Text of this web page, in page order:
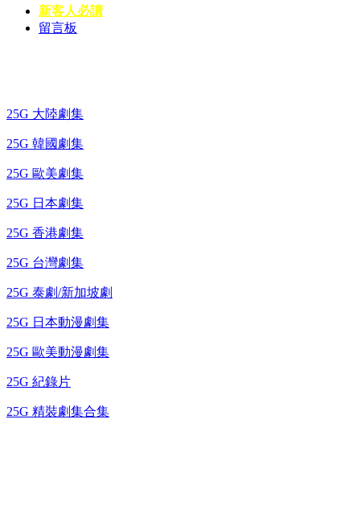
新客人必讀
留言板
25G 大陸劇集
25G 韓國劇集
25G 歐美劇集
25G 日本劇集
25G 香港劇集
25G 台灣劇集
25G 泰劇/新加坡劇
25G 日本動漫劇集
25G 歐美動漫劇集
25G 紀錄片
25G 精裝劇集合集